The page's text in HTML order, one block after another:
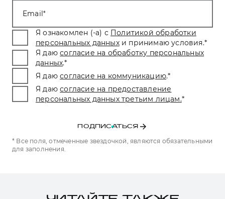
Email
Я ознакомлен (-а) с Политикой обработки
персональных данных и принимаю условия.*
Я даю согласие на обработку персональных
данных.*
Я даю согласие на коммуникацию.*
Я даю согласие на предоставление
персональных данных третьим лицам.*
ПОДПИСАТЬСЯ
* Все поля, отмеченные звездочкой, являются обязательными
для заполнения.